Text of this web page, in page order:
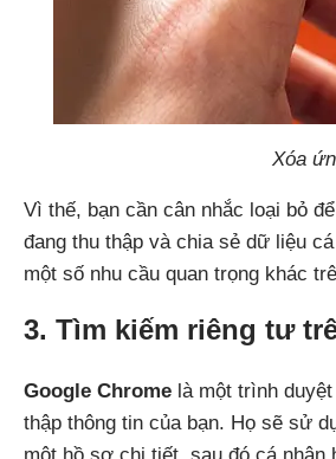
Xóa
Vì thế, bạn cần cân nhắc loại bỏ
đang thu thập và chia sẻ dữ liệu
một số nhu cầu quan trọng khác
3. Tìm kiếm riêng tư
Google Chrome là một trình
thập thông tin của bạn. Họ sẽ sử
một hồ sơ chi tiết, sau đó cá nhân